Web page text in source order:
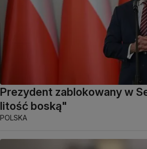
Prezydent zablokowany w
litość boską"
POLSKA